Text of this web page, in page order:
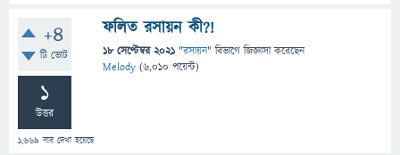
+4
টি ভোট
1
উত্তর
1,669 বার দেখা হয়েছে
ফলিত রসায়ন কী?!
18 সেপ্টেম্বর 2021 "রসায়ন" বিভাগে জিজ্ঞাসাকরেছেন
Melody (6,010 পয়েন্ট)